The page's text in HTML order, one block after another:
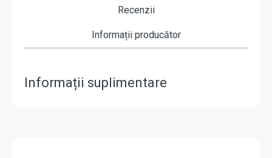
Recenzii
Informații producător
Informații suplimentare